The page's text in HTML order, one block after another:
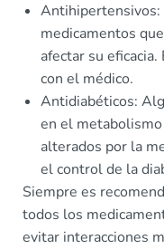
Antihipertensivos:
medicamentos
afectar su
con el médico.
Antidiabéticos:
en el
alterados por la
el control de la
Siempre es
todos los
evitar interacciones